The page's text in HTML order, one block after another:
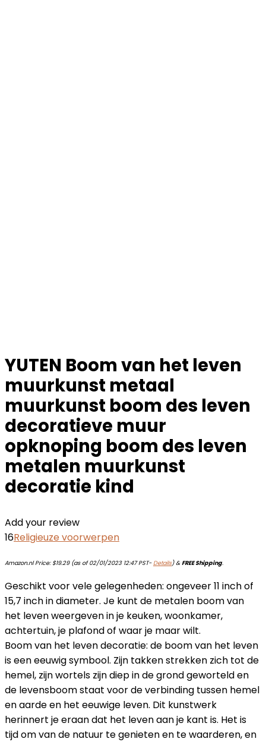
YUTEN Boom van het leven
muurkunst metaal
muurkunst boom des leven
decoratieve muur
opknoping boom des leven
metalen muurkunst
decoratie kind
Add your review
16Religieuze voorwerpen
Amazon.nl Price: $19.29(as of 02/01/2023 12:47 PST-Details)&FREE Shipping.
Geschikt voor vele gelegenheden: ongeveer 11 inch of
15,7 inch in diameter. Je kunt de metalen boom van
het leven weergeven in je keuken, woonkamer,
achtertuin, je plafond of waar je maar wilt.
Boom van het leven decoratie: de boom van het leven
is een eeuwig symbool. Zijn takken strekken zich tot de
hemel, zijn wortels zijn diep in de grond geworteld en
de levensboom staat voor de verbinding tussen hemel
en aarde en het eeuwige leven. Dit kunstwerk
herinnert je eraan dat het leven aan je kant is. Het is
tijd om van de natuur te genieten en te waarderen, en